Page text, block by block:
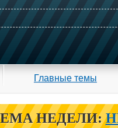
Главные темы
НЕДЕЛИ: